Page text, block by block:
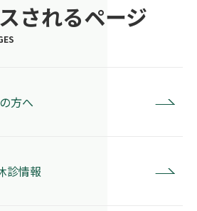
されるページ
方へ
診情報